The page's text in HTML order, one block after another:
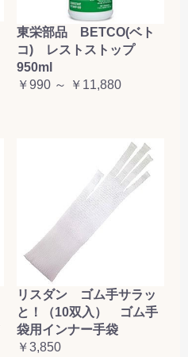
東栄部品 BETCO(ベト
コ) レストストップ
950ml
￥990 ～ ￥11,880
リスダン ゴム手サラッ
と！（10双入） ゴム手
袋用インナー手袋
￥3,850